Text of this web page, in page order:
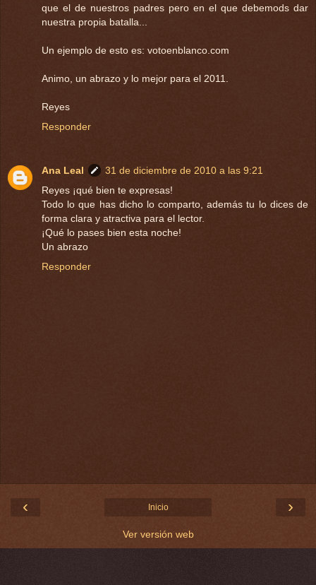
que el de nuestros padres pero en el que debemods dar
nuestra propia batalla...
Un ejemplo de esto es: votoenblanco.com
Animo, un abrazo y lo mejor para el 2011.
Reyes
Responder
Ana Leal
31 de diciembre de 2010 a las 9:21
Reyes ¡qué bien te expresas!
Todo lo que has dicho lo comparto, además tu lo dices de
forma clara y atractiva para el lector.
¡Qué lo pases bien esta noche!
Un abrazo
Responder
‹ ›
Inicio
Ver versión web